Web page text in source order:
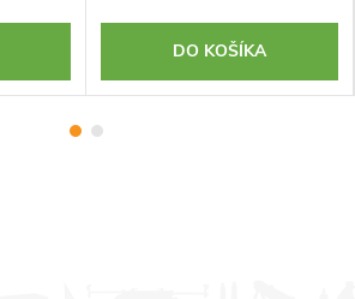
DO KOŠÍKA